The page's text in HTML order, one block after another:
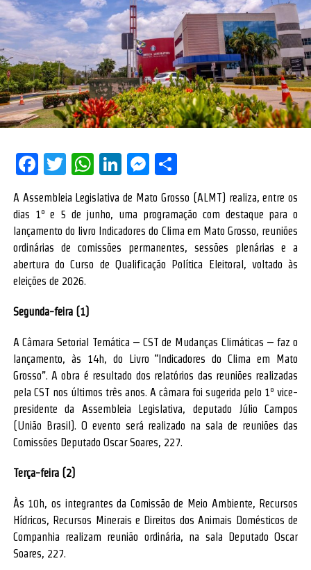
Facebook
Twitter
WhatsApp
LinkedIn
Messenger
Share
A Assembleia Legislativa de Mato Grosso (ALMT) realiza, entre os
dias 1º e 5 de junho, uma programação com destaque para o
lançamento do livro Indicadores do Clima em Mato Grosso, reuniões
ordinárias de comissões permanentes, sessões plenárias e a
abertura do Curso de Qualificação Política Eleitoral, voltado às
eleições de 2026.
Segunda-feira (1)
A Câmara Setorial Temática – CST de Mudanças Climáticas – faz o
lançamento, às 14h, do Livro “Indicadores do Clima em Mato
Grosso”. A obra é resultado dos relatórios das reuniões realizadas
pela CST nos últimos três anos. A câmara foi sugerida pelo 1º vice-
presidente da Assembleia Legislativa, deputado Júlio Campos
(União Brasil). O evento será realizado na sala de reuniões das
Comissões Deputado Oscar Soares, 227.
Terça-feira (2)
Às 10h, os integrantes da Comissão de Meio Ambiente, Recursos
Hídricos, Recursos Minerais e Direitos dos Animais Domésticos de
Companhia realizam reunião ordinária, na sala Deputado Oscar
Soares, 227.